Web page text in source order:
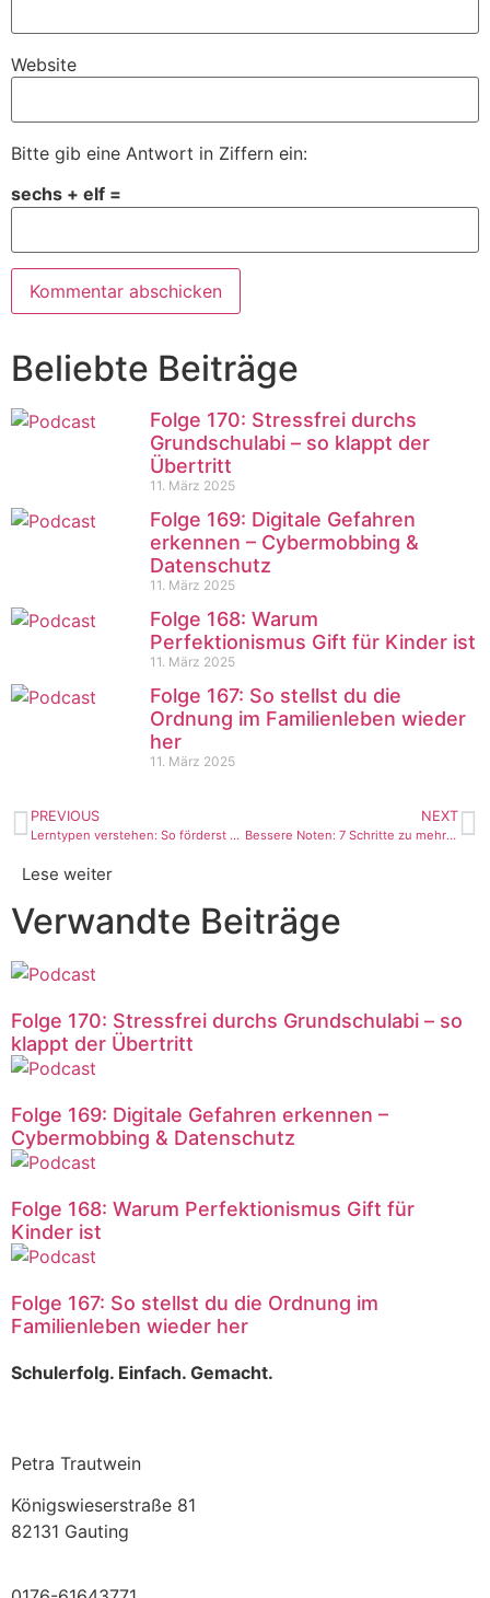
Website
Bitte gib eine Antwort in Ziffern ein:
sechs + elf =
Beliebte Beiträge
Folge 170: Stressfrei durchs
Grundschulabi – so klappt der
Übertritt
11. März 2025
Folge 169: Digitale Gefahren
erkennen – Cybermobbing &
Datenschutz
11. März 2025
Folge 168: Warum
Perfektionismus Gift für Kinder ist
11. März 2025
Folge 167: So stellst du die
Ordnung im Familienleben wieder
her
11. März 2025
PREVIOUS
Lerntypen verstehen: So förderst du gehirngerechtes Lernen bei deinem Kind
NEXT
Bessere Noten: 7 Schritte zu mehr Schulerfolg
Lese weiter
Verwandte Beiträge
Folge 170: Stressfrei durchs Grundschulabi – so
klappt der Übertritt
Folge 169: Digitale Gefahren erkennen –
Cybermobbing & Datenschutz
Folge 168: Warum Perfektionismus Gift für
Kinder ist
Folge 167: So stellst du die Ordnung im
Familienleben wieder her
Schulerfolg. Einfach. Gemacht.
Petra Trautwein
Königswieserstraße 81
82131 Gauting